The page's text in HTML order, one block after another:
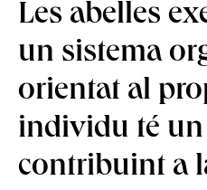
Les abelles
un sistema
orientat al
individu té un
contribuint a